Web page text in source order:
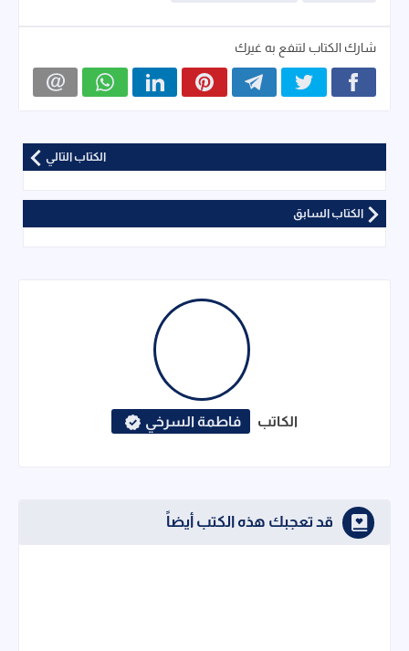
شارك الكتاب لتنفع به غيرك
الكتاب التالي
الكتاب السابق
الكاتب فاطمة السرخي
قد تعجبك هذه الكتب أيضاً